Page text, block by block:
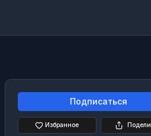
Подписаться
Избранное